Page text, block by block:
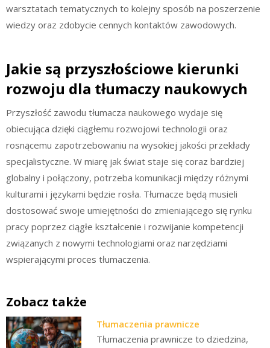
warsztatach tematycznych to kolejny sposób na poszerzenie
wiedzy oraz zdobycie cennych kontaktów zawodowych.
Jakie są przyszłościowe kierunki
rozwoju dla tłumaczy naukowych
Przyszłość zawodu tłumacza naukowego wydaje się
obiecująca dzięki ciągłemu rozwojowi technologii oraz
rosnącemu zapotrzebowaniu na wysokiej jakości przekłady
specjalistyczne. W miarę jak świat staje się coraz bardziej
globalny i połączony, potrzeba komunikacji między różnymi
kulturami i językami będzie rosła. Tłumacze będą musieli
dostosować swoje umiejętności do zmieniającego się rynku
pracy poprzez ciągłe kształcenie i rozwijanie kompetencji
związanych z nowymi technologiami oraz narzędziami
wspierającymi proces tłumaczenia.
Zobacz także
Tłumaczenia prawnicze
Tłumaczenia prawnicze to dziedzina,